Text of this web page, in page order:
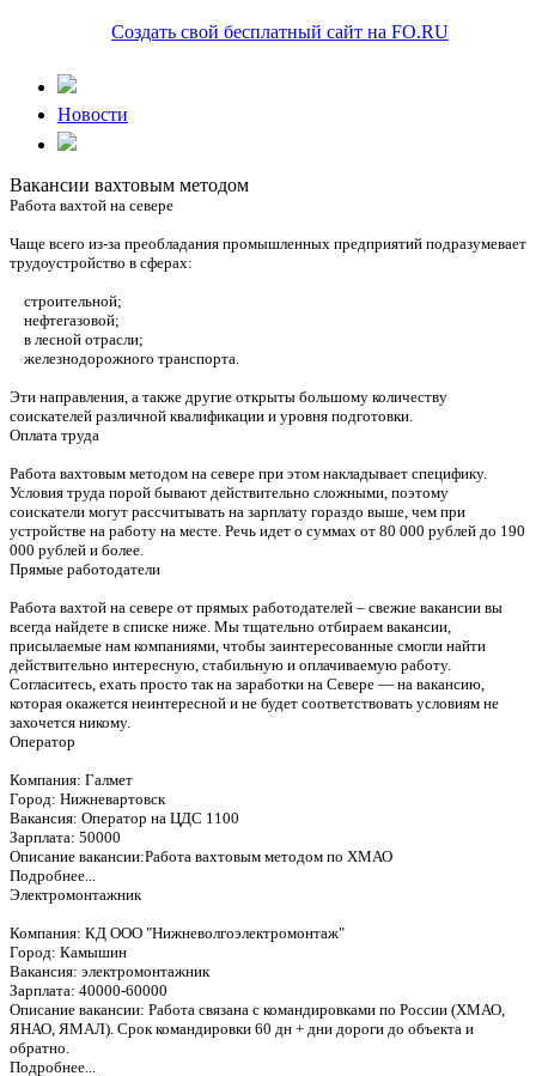
Создать свой бесплатный сайт на FO.RU
Новости
Вакансии вахтовым методом
Работа вахтой на севере
Чаще всего из-за преобладания промышленных предприятий подразумевает
трудоустройство в сферах:
строительной;
нефтегазовой;
в лесной отрасли;
железнодорожного транспорта.
Эти направления, а также другие открыты большому количеству
соискателей различной квалификации и уровня подготовки.
Оплата труда
Работа вахтовым методом на севере при этом накладывает специфику.
Условия труда порой бывают действительно сложными, поэтому
соискатели могут рассчитывать на зарплату гораздо выше, чем при
устройстве на работу на месте. Речь идет о суммах от 80 000 рублей до 190
000 рублей и более.
Прямые работодатели
Работа вахтой на севере от прямых работодателей – свежие вакансии вы
всегда найдете в списке ниже. Мы тщательно отбираем вакансии,
присылаемые нам компаниями, чтобы заинтересованные смогли найти
действительно интересную, стабильную и оплачиваемую работу.
Согласитесь, ехать просто так на заработки на Севере — на вакансию,
которая окажется неинтересной и не будет соответствовать условиям не
захочется никому.
Оператор
Компания: Галмет
Город: Нижневартовск
Вакансия: Оператор на ЦДС 1100
Зарплата: 50000
Описание вакансии:Работа вахтовым методом по ХМАО
Подробнее...
Электромонтажник
Компания: КД ООО "Нижневолгоэлектромонтаж"
Город: Камышин
Вакансия: электромонтажник
Зарплата: 40000-60000
Описание вакансии: Работа связана с командировками по России (ХМАО,
ЯНАО, ЯМАЛ). Срок командировки 60 дн + дни дороги до объекта и
обратно.
Подробнее...